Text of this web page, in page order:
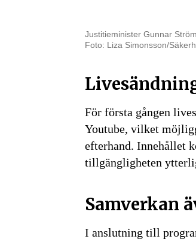
Justitieminister Gunnar
Foto: Liza Simonsson/
För första gången
Youtube, vilket
efterhand. Innehållet
tillgängligheten
Samverkan
I anslutning till